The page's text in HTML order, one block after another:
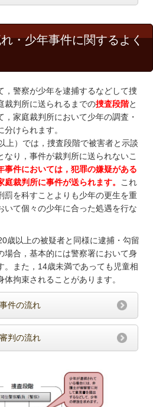
・少年事件に関するよく
警察が少年を逮捕するなどして捜
裁判所に送られるまでの捜査段階と
家庭裁判所において少年の調査・
分けられます。
） では，捜査段階で被害者と示談
り，事件が裁判所に送られないこ
事件においては，犯罪の嫌疑がある
裁判所に事件が送られます。 これ
罰を科すことよりも少年の更生を重
いて個々の少年に合った処遇を行な
歳以上の被疑者と同様に逮捕・勾留
場合，基本的には警察署において身
。また，14歳未満であっても児童相
拘束されることがあります。
件の流れ
判の流れ